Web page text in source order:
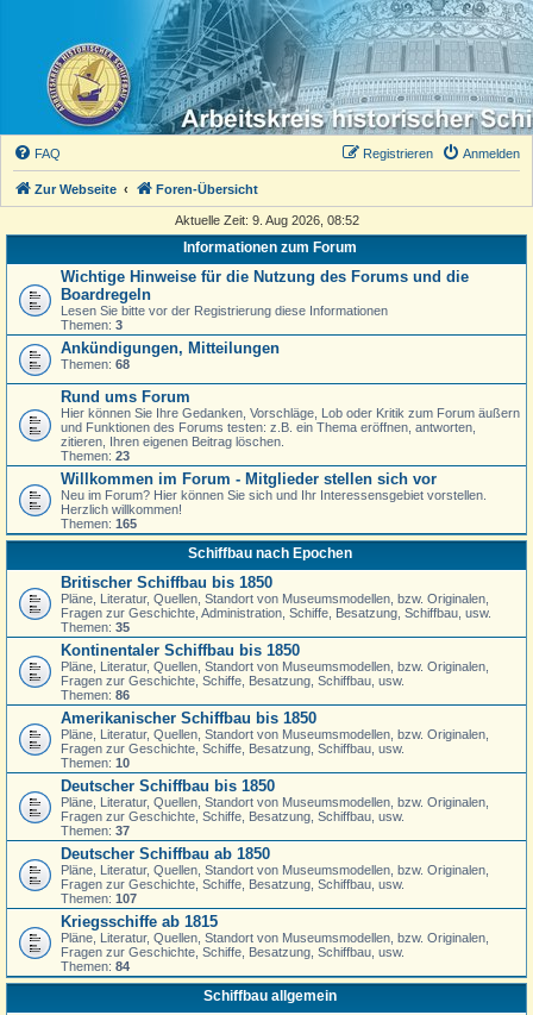
FAQ Anmelden
Registrieren
Zur Webseite Foren-Übersicht
Aktuelle Zeit: 9. Aug 2026, 08:52
Informationen zum Forum
Wichtige Hinweise für die Nutzung des Forums und die
Boardregeln
Lesen Sie bitte vor der Registrierung diese Informationen
Themen: 3
Ankündigungen, Mitteilungen
Themen: 68
Rund ums Forum
Hier können Sie Ihre Gedanken, Vorschläge, Lob oder Kritik zum Forum äußern
und Funktionen des Forums testen: z.B. ein Thema eröffnen, antworten,
zitieren, Ihren eigenen Beitrag löschen.
Themen: 23
Willkommen im Forum - Mitglieder stellen sich vor
Neu im Forum? Hier können Sie sich und Ihr Interessensgebiet vorstellen.
Herzlich willkommen!
Themen: 165
Schiffbau nach Epochen
Britischer Schiffbau bis 1850
Pläne, Literatur, Quellen, Standort von Museumsmodellen, bzw. Originalen,
Fragen zur Geschichte, Administration, Schiffe, Besatzung, Schiffbau, usw.
Themen: 35
Kontinentaler Schiffbau bis 1850
Pläne, Literatur, Quellen, Standort von Museumsmodellen, bzw. Originalen,
Fragen zur Geschichte, Schiffe, Besatzung, Schiffbau, usw.
Themen: 86
Amerikanischer Schiffbau bis 1850
Pläne, Literatur, Quellen, Standort von Museumsmodellen, bzw. Originalen,
Fragen zur Geschichte, Schiffe, Besatzung, Schiffbau, usw.
Themen: 10
Deutscher Schiffbau bis 1850
Pläne, Literatur, Quellen, Standort von Museumsmodellen, bzw. Originalen,
Fragen zur Geschichte, Schiffe, Besatzung, Schiffbau, usw.
Themen: 37
Deutscher Schiffbau ab 1850
Pläne, Literatur, Quellen, Standort von Museumsmodellen, bzw. Originalen,
Fragen zur Geschichte, Schiffe, Besatzung, Schiffbau, usw.
Themen: 107
Kriegsschiffe ab 1815
Pläne, Literatur, Quellen, Standort von Museumsmodellen, bzw. Originalen,
Fragen zur Geschichte, Schiffe, Besatzung, Schiffbau, usw.
Themen: 84
Schiffbau allgemein